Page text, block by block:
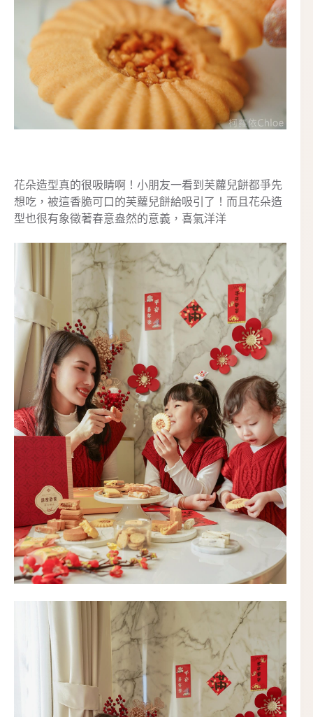
花朵造型真的很吸睛啊！小朋友一看到芙蘿兒餅都爭先
想吃，被這香脆可口的芙蘿兒餅給吸引了！而且花朵造
型也很有象徵著春意盎然的意義，喜氣洋洋